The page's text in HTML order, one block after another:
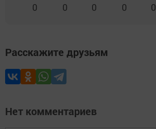
0 0 0 0 0
Расскажите друзьям
Нет комментариев